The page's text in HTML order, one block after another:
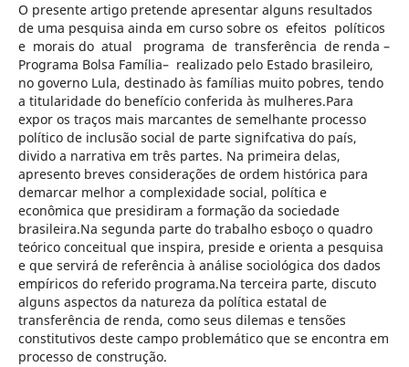
O presente artigo pretende apresentar alguns resultados
de uma pesquisa ainda em curso sobre os efeitos políticos
e morais do atual programa de transferência de renda –
Programa Bolsa Família– realizado pelo Estado brasileiro,
no governo Lula, destinado às famílias muito pobres, tendo
a titularidade do benefício conferida às mulheres.Para
expor os traços mais marcantes de semelhante processo
político de inclusão social de parte signifcativa do país,
divido a narrativa em três partes. Na primeira delas,
apresento breves considerações de ordem histórica para
demarcar melhor a complexidade social, política e
econômica que presidiram a formação da sociedade
brasileira.Na segunda parte do trabalho esboço o quadro
teórico conceitual que inspira, preside e orienta a pesquisa
e que servirá de referência à análise sociológica dos dados
empíricos do referido programa.Na terceira parte, discuto
alguns aspectos da natureza da política estatal de
transferência de renda, como seus dilemas e tensões
constitutivos deste campo problemático que se encontra em
processo de construção.